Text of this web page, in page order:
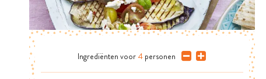
Ingrediënten voor 4 personen